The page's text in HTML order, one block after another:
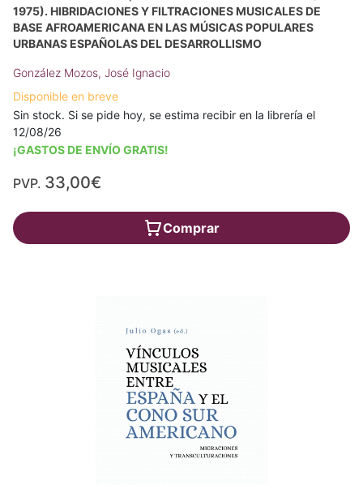
1975). HIBRIDACIONES Y FILTRACIONES MUSICALES DE
BASE AFROAMERICANA EN LAS MÚSICAS POPULARES
URBANAS ESPAÑOLAS DEL DESARROLLISMO
González Mozos, José Ignacio
Disponible en breve
Sin stock. Si se pide hoy, se estima recibir en la librería el
12/08/26
¡GASTOS DE ENVÍO GRATIS!
PVP. 33,00€
Comprar